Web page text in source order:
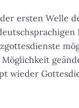
ersten Welle
wieder